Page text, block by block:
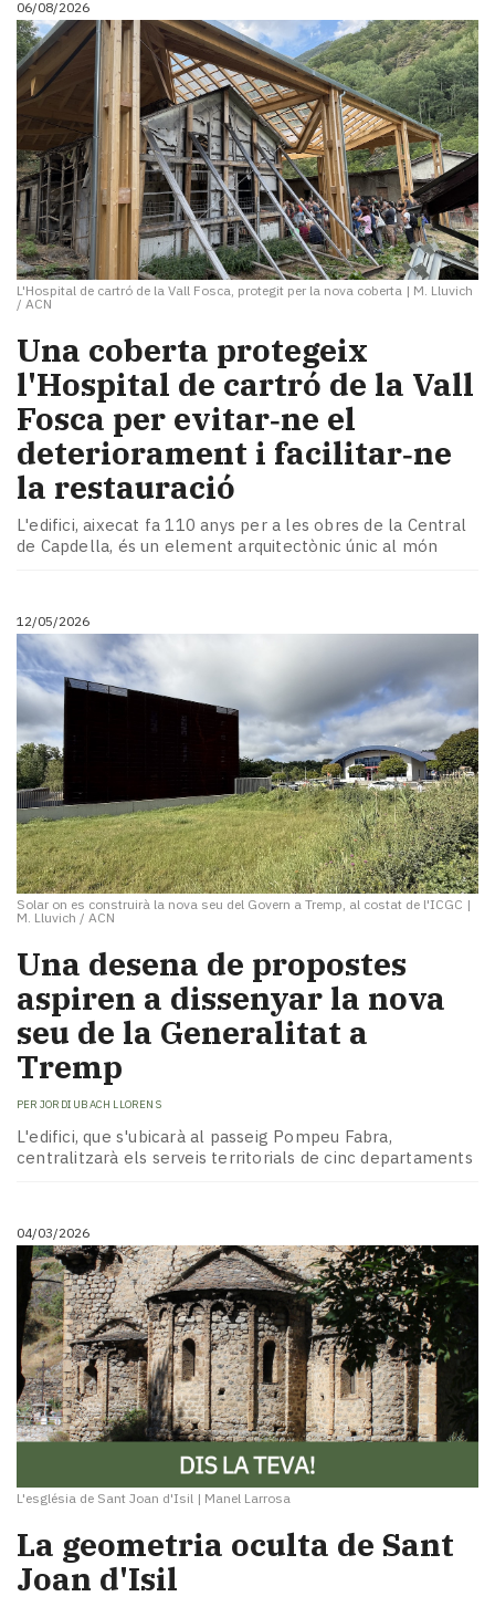
i
turisme
Cultura
Esports
Mai
tant!
TV
i
mitjans
El
temps
Reportatges
Enquestes
A
escena!
Dis
la
Subscriptors
La
newsletter
Contingut
patrocinat
Lo
més
llegit...
Editorial
06/08/2026
L'Hospital de cartró de la Vall Fosca, protegit per la nova coberta | M. Lluvich
/ ACN
Una coberta protegeix
l'Hospital de cartró de la Vall
Fosca per evitar‑ne el
deteriorament i facilitar‑ne
la restauració
L'edifici, aixecat fa 110 anys per a les obres de la Central
de Capdella, és un element arquitectònic únic al món
12/05/2026
Solar on es construirà la nova seu del Govern a Tremp, al costat de l'ICGC |
M. Lluvich / ACN
Una desena de propostes
aspiren a dissenyar la nova
seu de la Generalitat a
Tremp
PER JORDI UBACH LLORENS
L'edifici, que s'ubicarà al passeig Pompeu Fabra,
centralitzarà els serveis territorials de cinc departaments
04/03/2026
L'església de Sant Joan d'Isil | Manel Larrosa
La geometria oculta de Sant
Joan d'Isil